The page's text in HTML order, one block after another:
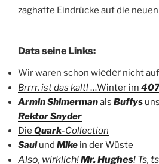
zaghafte Eindrücke auf die
Data seine Links:
Wir waren schon wieder nicht
Brrrr, ist das kalt!…Winter im
Armin Shimermanals Buffys
Rektor Snyder
Die Quark-Collection
Saulund Mike in der Wüste
Also, wirklich!Mr. Hughes! Ts,